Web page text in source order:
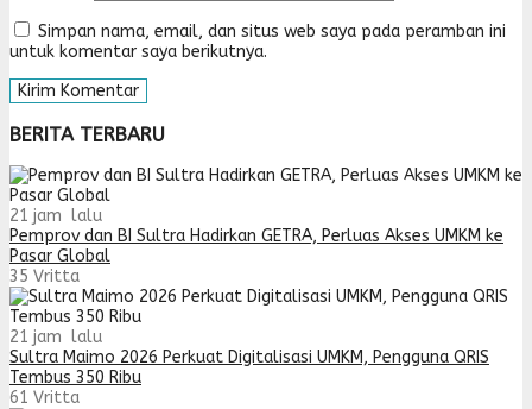
Simpan nama, email, dan situs web saya pada peramban ini
untuk komentar saya berikutnya.
BERITA TERBARU
21 jam lalu
Pemprov dan BI Sultra Hadirkan GETRA, Perluas Akses UMKM ke
Pasar Global
35 Vritta
21 jam lalu
Sultra Maimo 2026 Perkuat Digitalisasi UMKM, Pengguna QRIS
Tembus 350 Ribu
61 Vritta